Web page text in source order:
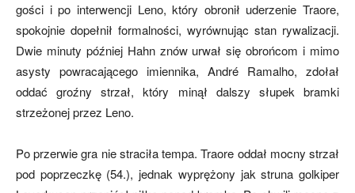
gości i po interwencji Leno, który obronił uderzenie Traore,
spokojnie dopełnił formalności, wyrównując stan rywalizacji.
Dwie minuty później Hahn znów urwał się obrońcom i mimo
asysty powracającego imiennika, André Ramalho, zdołał
oddać groźny strzał, który minął dalszy słupek bramki
strzeżonej przez Leno.
Po przerwie gra nie straciła tempa. Traore oddał mocny strzał
pod poprzeczkę (54.), jednak wyprężony jak struna golkiper